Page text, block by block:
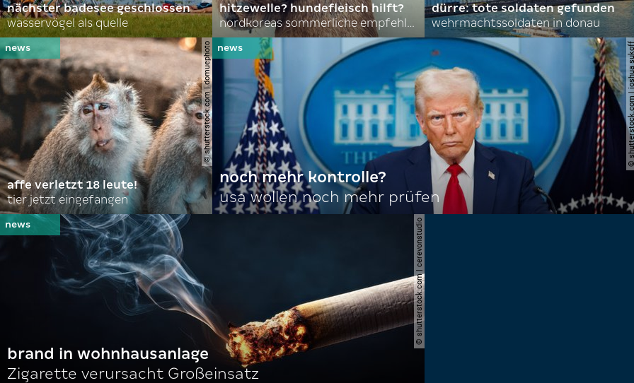
nächster badesee geschlossen
wasservögel als quelle
hitzewelle? hundefleisch hilft?
nordkoreas sommerliche empfehlungen
dürre: tote soldaten gefunden
wehrmachtssoldaten in donau
© shutterstock.com | domuephoto
affe verletzt 18 leute!
tier jetzt eingefangen
©
noch mehr kontrolle?
usa wollen noch mehr prüfen
© shutterstock.com | cerevonstudio
brand in wohnhausanlage
Zigarette verursacht Großeinsatz